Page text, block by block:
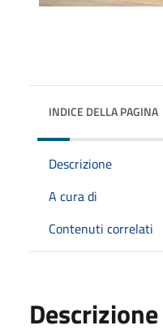
INDICE DELLA PAGINA
Descrizione
A cura di
Contenuti correlati
Descrizione